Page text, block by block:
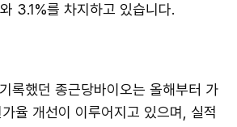
3.1%를 차지하고 있습니다.
록했던 종근당바이오는 올해부터 가
율 개선이 이루어지고 있으며, 실적